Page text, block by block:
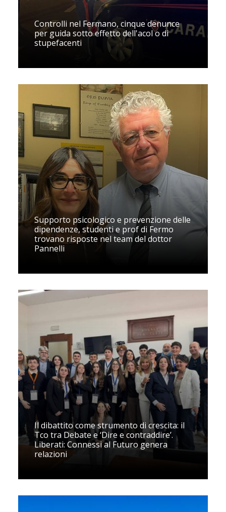
Controlli nel Fermano, cinque denunce
per guida sotto effetto dell'acol o di
stupefacenti
Supporto psicologico e prevenzione delle
dipendenze, studenti e prof di Fermo
trovano risposte nel team del dottor
Pannelli
Il dibattito come strumento di crescita: il
Tco tra Debate e ‘Dire e contraddire’.
Liberati: Connessi al Futuro genera
relazioni